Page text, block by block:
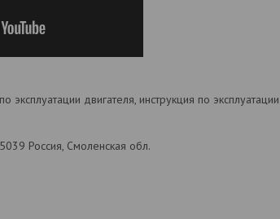
эксплуатации двигателя, инструкция по
Россия, Смоленская обл.